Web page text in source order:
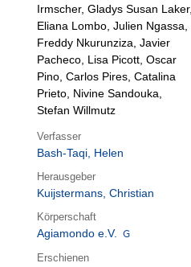
Irmscher, Gladys Susan
Eliana Lombo, Julien Ngassa,
Freddy Nkurunziza, Javier
Pacheco, Lisa Picott, Oscar
Pino, Carlos Pires, Catalina
Prieto, Nivine Sandouka,
Stefan Willmutz
Verfasser
Bash-Taqi, Helen
Herausgeber
Kuijstermans, Christian
Körperschaft
Agiamondo e.V.
Erschienen